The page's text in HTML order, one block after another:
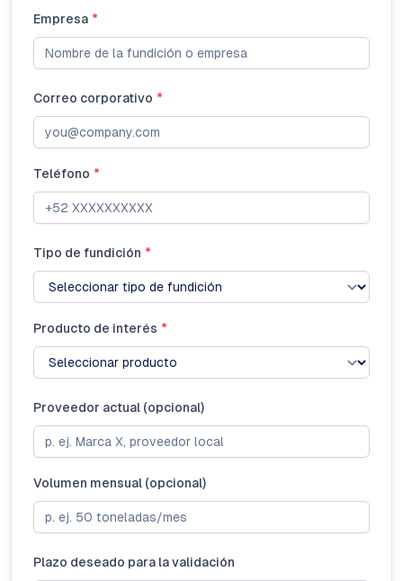
Empresa *
Correo corporativo *
Teléfono *
Tipo de fundición *
Producto de interés *
Proveedor actual (opcional)
Volumen mensual (opcional)
Plazo deseado para la validación